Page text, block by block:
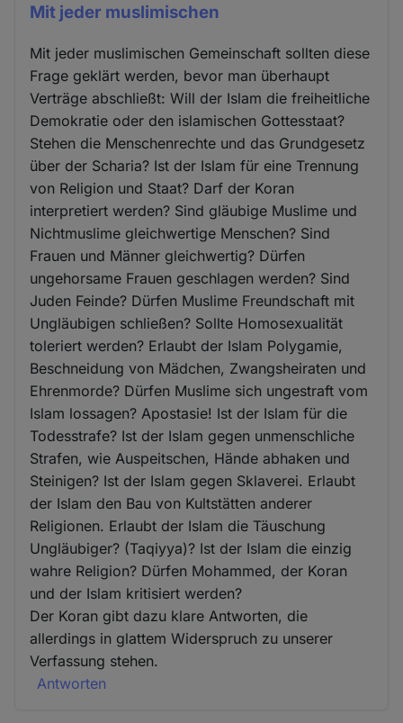
Mit jeder muslimischen
Mit jeder muslimischen Gemeinschaft sollten diese
Frage geklärt werden, bevor man überhaupt
Verträge abschließt: Will der Islam die freiheitliche
Demokratie oder den islamischen Gottesstaat?
Stehen die Menschenrechte und das Grundgesetz
über der Scharia? Ist der Islam für eine Trennung
von Religion und Staat? Darf der Koran
interpretiert werden? Sind gläubige Muslime und
Nichtmuslime gleichwertige Menschen? Sind
Frauen und Männer gleichwertig? Dürfen
ungehorsame Frauen geschlagen werden? Sind
Juden Feinde? Dürfen Muslime Freundschaft mit
Ungläubigen schließen? Sollte Homosexualität
toleriert werden? Erlaubt der Islam Polygamie,
Beschneidung von Mädchen, Zwangsheiraten und
Ehrenmorde? Dürfen Muslime sich ungestraft vom
Islam lossagen? Apostasie! Ist der Islam für die
Todesstrafe? Ist der Islam gegen unmenschliche
Strafen, wie Auspeitschen, Hände abhaken und
Steinigen? Ist der Islam gegen Sklaverei. Erlaubt
der Islam den Bau von Kultstätten anderer
Religionen. Erlaubt der Islam die Täuschung
Ungläubiger? (Taqiyya)? Ist der Islam die einzig
wahre Religion? Dürfen Mohammed, der Koran
und der Islam kritisiert werden?
Der Koran gibt dazu klare Antworten, die
allerdings in glattem Widerspruch zu unserer
Verfassung stehen.
Antworten